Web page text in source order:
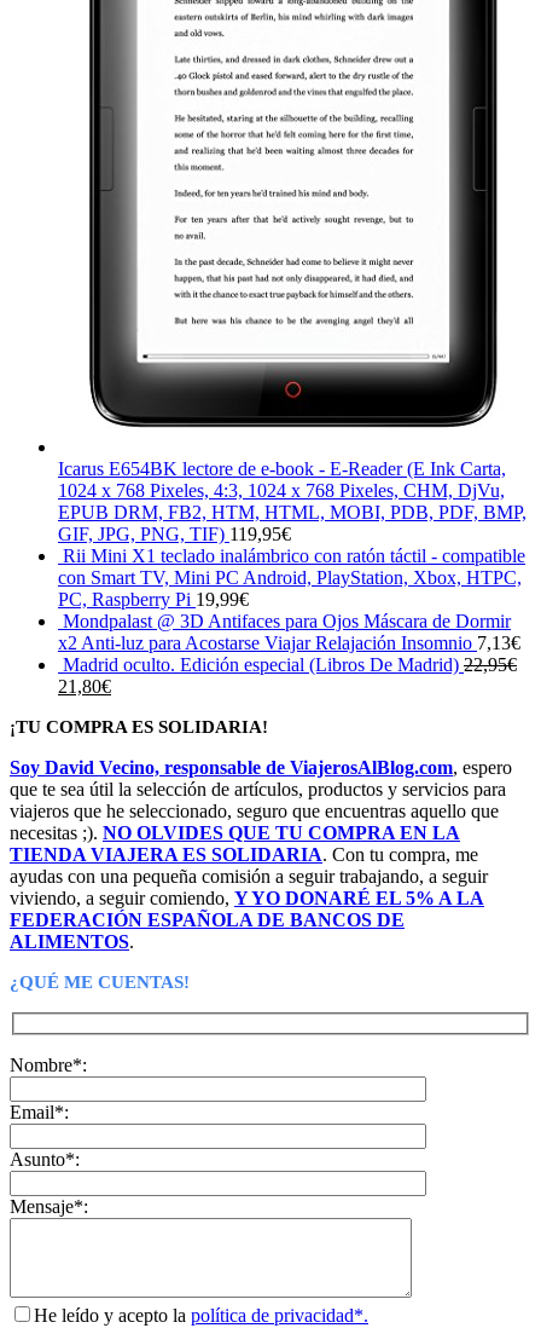
Icarus E654BK lectore de e-book - E-Reader (E Ink Carta,
1024 x 768 Pixeles, 4:3, 1024 x 768 Pixeles, CHM, DjVu,
EPUB DRM, FB2, HTM, HTML, MOBI, PDB, PDF, BMP,
GIF, JPG, PNG, TIF) 119,95€
Rii Mini X1 teclado inalámbrico con ratón táctil - compatible
con Smart TV, Mini PC Android, PlayStation, Xbox, HTPC,
PC, Raspberry Pi 19,99€
Mondpalast @ 3D Antifaces para Ojos Máscara de Dormir
x2 Anti-luz para Acostarse Viajar Relajación Insomnio 7,13€
Madrid oculto. Edición especial (Libros De Madrid) 22,95€
El
original
22,95€.
21,80€El
actual
21,80€.
¡TU COMPRA ES SOLIDARIA!
Soy David Vecino, responsable de ViajerosAlBlog.com, espero
que te sea útil la selección de artículos, productos y servicios para
viajeros que he seleccionado, seguro que encuentras aquello que
necesitas ;). NO OLVIDES QUE TU COMPRA EN LA
TIENDA VIAJERA ES SOLIDARIA. Con tu compra, me
ayudas con una pequeña comisión a seguir trabajando, a seguir
viviendo, a seguir comiendo, Y YO DONARÉ EL 5% A LA
FEDERACIÓN ESPAÑOLA DE BANCOS DE
ALIMENTOS.
¿QUÉ ME CUENTAS!
Nombre*:
Email*:
Asunto*:
Mensaje*:
He leído y acepto la política de privacidad*.